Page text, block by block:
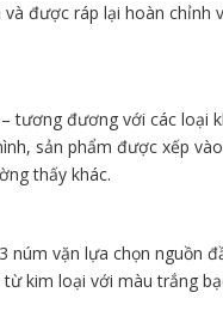
được ráp lại hoàn chỉnh
tương đương với các loại
sản phẩm được xếp
thấy khác.
núm vặn lựa chọn nguồn
từ kim loại với màu trắng